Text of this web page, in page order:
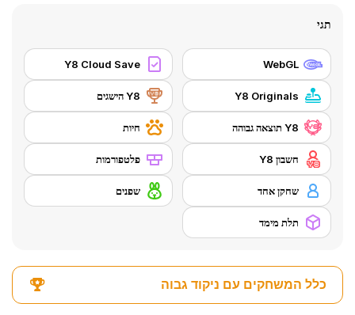
תגי
WebGL
Y8 Cloud Save
Y8 Originals Y8 הישגים
Y8 תוצאה גבוהה חיות
חשבון Y8 פלטפורמות
שחקן אחד שפנים
תלת מימד
כלל המשחקים עם ניקוד גבוה